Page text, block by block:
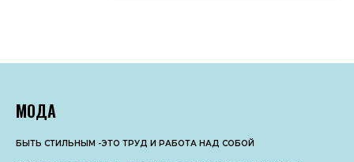
МОДА
БЫТЬ СТИЛЬНЫМ -ЭТО ТРУД И РАБОТА НАД СОБОЙ